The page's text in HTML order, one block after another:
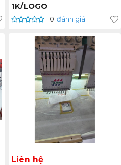
1K/LOGO
0 đánh giá
Liên hệ